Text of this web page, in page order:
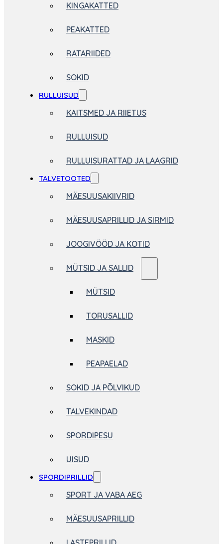
KINGAKATTED
PEAKATTED
RATARIIDED
SOKID
RULLUISUD
KAITSMED JA RIIETUS
RULLUISUD
RULLUISURATTAD JA LAAGRID
TALVETOOTED
MÄESUUSAKIIVRID
MÄESUUSAPRILLID JA SIRMID
JOOGIVÖÖD JA KOTID
MÜTSID JA SALLID
MÜTSID
TORUSALLID
MASKID
PEAPAELAD
SOKID JA PÕLVIKUD
TALVEKINDAD
SPORDIPESU
UISUD
SPORDIPRILLID
SPORT JA VABA AEG
MÄESUUSAPRILLID